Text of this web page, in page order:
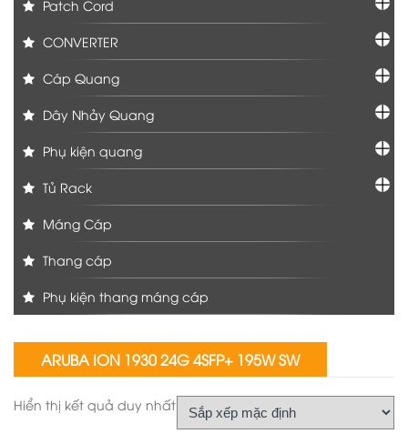
Patch Cord
CONVERTER
Cáp Quang
Dây Nhảy Quang
Phụ kiện quang
Tủ Rack
Máng Cáp
Thang cáp
Phụ kiện thang máng cáp
ARUBA ION 1930 24G 4SFP+ 195W SW
Hiển thị kết quả duy nhất